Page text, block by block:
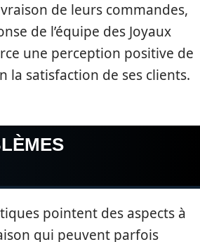
de leurs commandes,
de l’équipe des Joyaux
une perception positive de
la satisfaction de ses clients.
pointent des aspects à
qui peuvent parfois